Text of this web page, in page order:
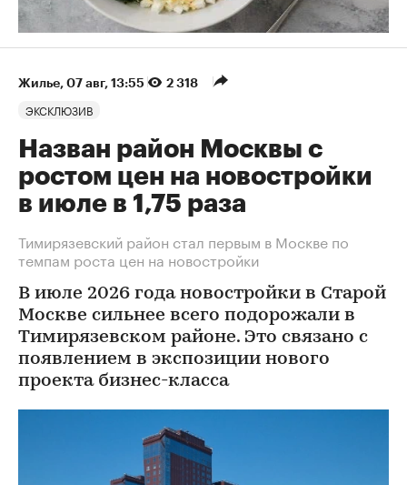
Жилье 07 авг, 13:55 2 318
ЭКСКЛЮЗИВ
Назван район Москвы с
ростом цен на новостройки
в июле в 1,75 раза
Тимирязевский район стал первым в Москве по
темпам роста цен на новостройки
В июле 2026 года новостройки в Старой
Москве сильнее всего подорожали в
Тимирязевском районе. Это связано с
появлением в экспозиции нового
проекта бизнес-класса